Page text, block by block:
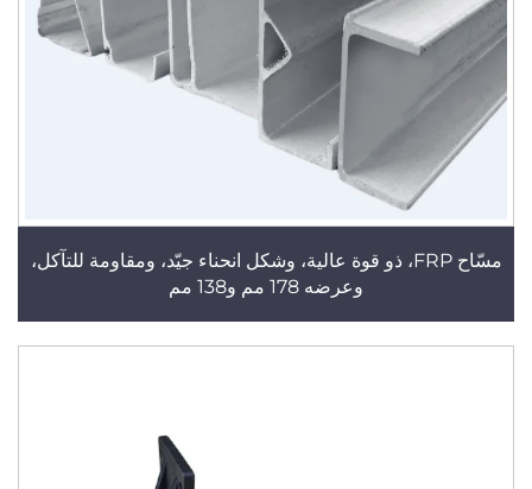
مسّاح FRP، ذو قوة عالية، وشكل انحناء جيّد، ومقاومة للتآكل،
وعرضه 178 مم و138 مم